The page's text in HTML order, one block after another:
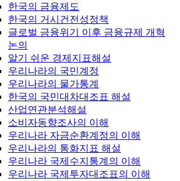
한국의 금융제도
한국의 거시건전성정책
글로벌 금융위기 이후 금융규제 개혁
논의
알기 쉬운 경제지표해설
우리나라의 국민계정
우리나라의 물가통계
한국의 국민대차대조표 해설
산업연관분석해설
소비자동향조사의 이해
우리나라 자금순환계정의 이해
우리나라의 통화지표 해설
우리나라 국제수지통계의 이해
우리나라 국제투자대조표의 이해